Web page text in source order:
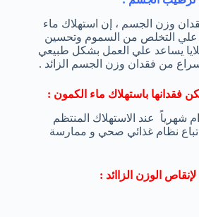
وزن الجسم ، إن استهلاك ماء
علي التخلص من السموم وتحسين
يساعد علي العمل بشكل طبيعي
من فقدان وزن الجسم الزائد .
فقدانها باستهلاك ماء الكمون :
4.5 كيلوجرام شهرياً عند الاستهلاك المنتظم
نظام غذائي صحي و ممارسة
الوزن الزاائد :